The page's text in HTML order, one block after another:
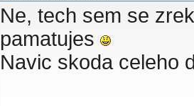
Ne, tech sem se
pamatujes
Navic skoda celeho